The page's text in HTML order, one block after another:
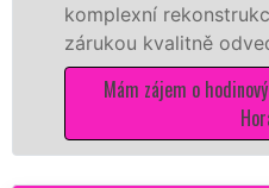
domu a bytu se
odvedené práce
o hodinový manžel v Nalžovských